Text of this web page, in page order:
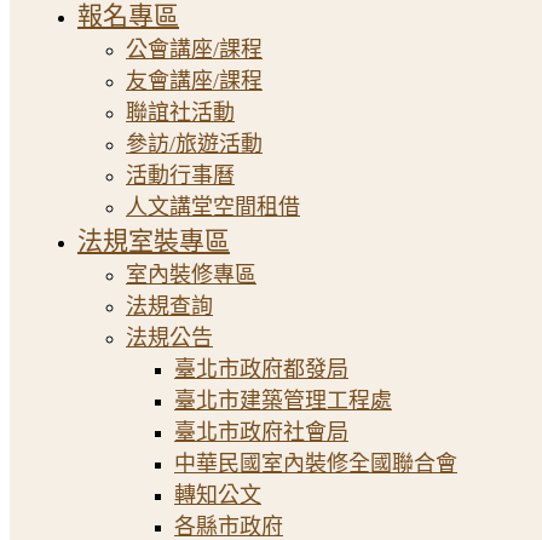
報名專區
公會講座/課程
友會講座/課程
聯誼社活動
參訪/旅遊活動
活動行事曆
人文講堂空間租借
法規室裝專區
室內裝修專區
法規查詢
法規公告
臺北市政府都發局
臺北市建築管理工程處
臺北市政府社會局
中華民國室內裝修全國聯合會
轉知公文
各縣市政府